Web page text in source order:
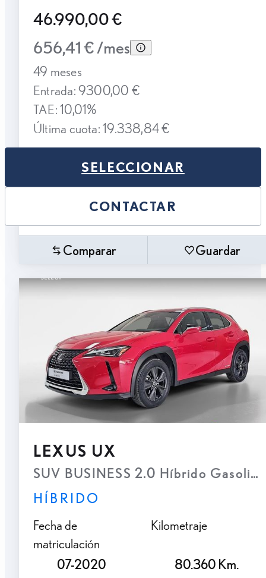
46.990,00 €
656,41 € /mes
49 meses
Entrada: 9300,00 €
TAE: 10,01%
Última cuota: 19.338,84 €
SELECCIONAR
CONTACTAR
Comparar Guardar
LEXUS UX
SUV BUSINESS 2.0 Híbrido
HÍBRIDO
Fecha de
matriculación
07-2020
Kilometraje
80.360 Km.